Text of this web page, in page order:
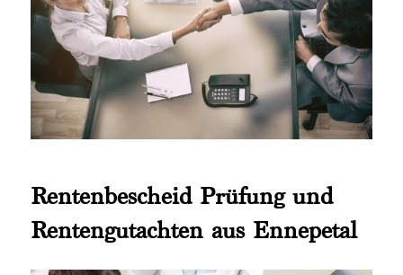
Rentenbescheid Prüfung und
Rentengutachten aus Ennepetal